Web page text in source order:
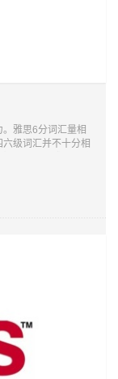
雅思6分词汇量相
级词汇并不十分相